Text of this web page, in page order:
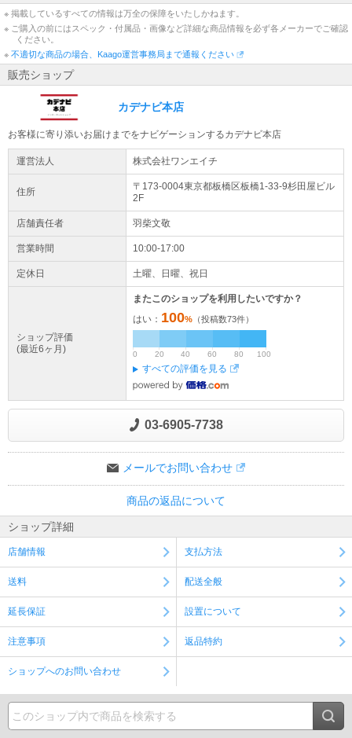
※ 掲載しているすべての情報は万全の保障をいたしかねます。
※ ご購入の前にはスペック・付属品・画像など詳細な商品情報を必ず各メーカーでご確認
ください。
※ 不適切な商品の場合、Kaago運営事務局まで通報ください
販売ショップ
カデナビ本店
お客様に寄り添いお届けまでをナビゲーションするカデナビ本店
運営法人 株式会社ワンエイチ
住所 〒173-0004東京都板橋区板橋1-33-9杉田屋ビル
2F
店舗責任者 羽柴文敬
営業時間 10:00-17:00
定休日 土曜、日曜、祝日
ショップ評価
(最近6ヶ月)
またこのショップを利用したいですか？
はい： 100% （投稿数73件）
0 20 40 60 80 100
すべての評価を見る
03-6905-7738
メールでお問い合わせ
商品の返品について
ショップ詳細
店舗情報 支払方法
送料 配送全般
延長保証 設置について
注意事項 返品特約
ショップへのお問い合わせ